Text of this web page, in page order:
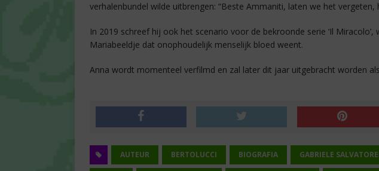
verhalenbundel wilde uitbrengen: “Beste Ammaniti, laten we het vergeten,
In 2019 schreef hij ook het scenario voor de bekroonde serie ‘Il
Mariabeeldje dat onophoudelijk menselijk bloed weent.
Anna wordt momenteel verfilmd en zal later dit jaar uitgebracht worden
AUTEUR BERTOLUCCI BIOGRAFIA GABRIELE